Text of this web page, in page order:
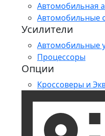
Автомобильная
Автомобильные
Усилители
Автомобильные
Процессоры
Опции
Кроссоверы и